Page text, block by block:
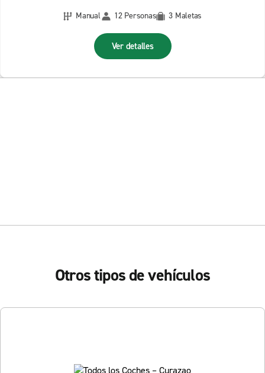
Manual 12 Personas 3 Maletas
Ver detalles
Otros tipos de vehículos